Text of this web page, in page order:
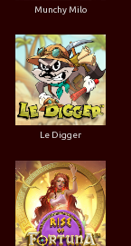
Munchy Milo
Le Digger